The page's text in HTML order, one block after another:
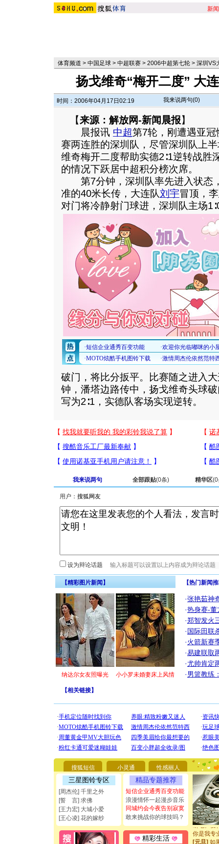
新闻
体育频道 > 中国足球 > 中超联赛 > 2006中超第七轮 > 深圳VS
扬戈维奇“梅开二度” 大
时间：2006年04月17日02:19 我来说两句(0)
【来源：解放网-新闻晨报】
晨报讯 中超第7轮，刚遭遇亚冠
赛两连胜的深圳队，尽管深圳队上
维奇梅开二度帮助实德2∶1逆转战胜
的情况下跃居中超积分榜次席。
第7分钟，深圳队率先进入状态
准的40米长传，大连队刘宇冒顶，
对门将冷静射门球进，深圳队主场
破门，将比分扳平。比赛随之进入
钟，潘塔边路传中，扬戈维奇头球
写为2∶1，实德队客场实现逆转。
我来说两句 全部跟贴(0条) 精华区(0
用户：
设为辩论话题
【精彩图片新闻】
纳达尔女友照曝光 小小罗未婚妻床上风情
【热门新闻
·张艳茹神
·热身赛-董
·郑智发火
·国际田联
·火箭新赛
·易建联取
·尤帅肯定
·男篮教练
【相关链接】
搜狐短信 小灵通 性感丽人
三星图铃专区
[周杰伦] 千里之外
[誓 言] 求佛
[王力宏] 大城小爱
[王心凌] 花的嫁纱
精品专题推荐
短信企业通秀百变功能
浪漫情怀一起漫步音乐
同城约会今夜告别寂寞
敢来挑战你的球技吗？
精彩生活
[圣诞节]
要平安
[圣诞节]
能正大光
都要快乐
[圣诞节]
如意,快
[元旦]看
断电。爱
你是我专
[元旦] 如